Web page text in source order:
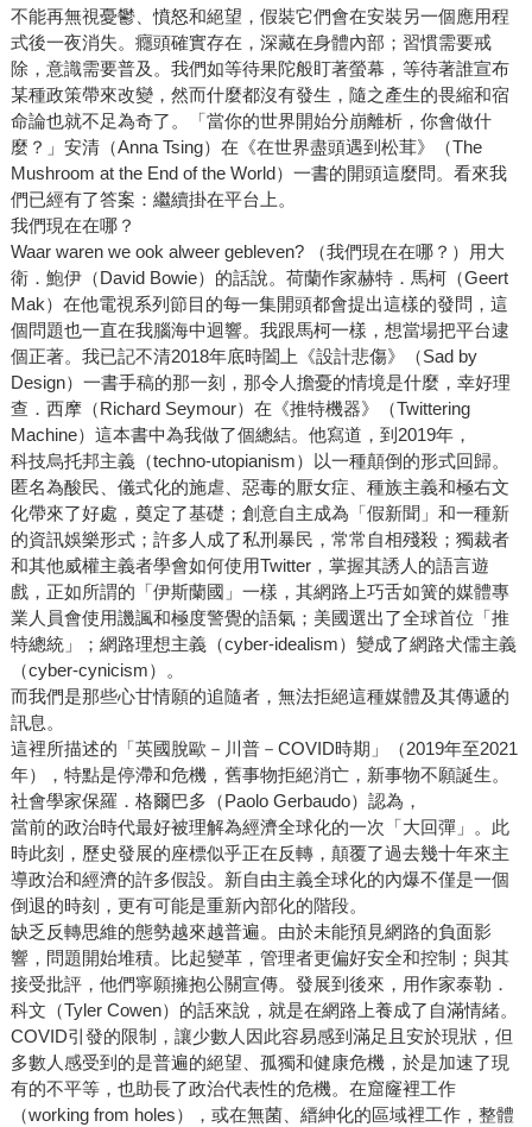
不能再無視憂鬱、憤怒和絕望，假裝它們會在安裝另一個應用程
式後一夜消失。癮頭確實存在，深藏在身體內部；習慣需要戒
除，意識需要普及。我們如等待果陀般盯著螢幕，等待著誰宣布
某種政策帶來改變，然而什麼都沒有發生，隨之產生的畏縮和宿
命論也就不足為奇了。「當你的世界開始分崩離析，你會做什
麼？」安清（Anna Tsing）在《在世界盡頭遇到松茸》（The
Mushroom at the End of the World）一書的開頭這麼問。看來我
們已經有了答案：繼續掛在平台上。
我們現在在哪？
Waar waren we ook alweer gebleven? （我們現在在哪？）用大
衛．鮑伊（David Bowie）的話說。荷蘭作家赫特．馬柯（Geert
Mak）在他電視系列節目的每一集開頭都會提出這樣的發問，這
個問題也一直在我腦海中迴響。我跟馬柯一樣，想當場把平台逮
個正著。我已記不清2018年底時闔上《設計悲傷》（Sad by
Design）一書手稿的那一刻，那令人擔憂的情境是什麼，幸好理
查．西摩（Richard Seymour）在《推特機器》（Twittering
Machine）這本書中為我做了個總結。他寫道，到2019年，
科技烏托邦主義（techno-utopianism）以一種顛倒的形式回歸。
匿名為酸民、儀式化的施虐、惡毒的厭女症、種族主義和極右文
化帶來了好處，奠定了基礎；創意自主成為「假新聞」和一種新
的資訊娛樂形式；許多人成了私刑暴民，常常自相殘殺；獨裁者
和其他威權主義者學會如何使用Twitter，掌握其誘人的語言遊
戲，正如所謂的「伊斯蘭國」一樣，其網路上巧舌如簧的媒體專
業人員會使用譏諷和極度警覺的語氣；美國選出了全球首位「推
特總統」；網路理想主義（cyber-idealism）變成了網路犬儒主義
（cyber-cynicism）。
而我們是那些心甘情願的追隨者，無法拒絕這種媒體及其傳遞的
訊息。
這裡所描述的「英國脫歐－川普－COVID時期」（2019年至2021
年），特點是停滯和危機，舊事物拒絕消亡，新事物不願誕生。
社會學家保羅．格爾巴多（Paolo Gerbaudo）認為，
當前的政治時代最好被理解為經濟全球化的一次「大回彈」。此
時此刻，歷史發展的座標似乎正在反轉，顛覆了過去幾十年來主
導政治和經濟的許多假設。新自由主義全球化的內爆不僅是一個
倒退的時刻，更有可能是重新內部化的階段。
缺乏反轉思維的態勢越來越普遍。由於未能預見網路的負面影
響，問題開始堆積。比起變革，管理者更偏好安全和控制；與其
接受批評，他們寧願擁抱公關宣傳。發展到後來，用作家泰勒．
科文（Tyler Cowen）的話來說，就是在網路上養成了自滿情緒。
COVID引發的限制，讓少數人因此容易感到滿足且安於現狀，但
多數人感受到的是普遍的絕望、孤獨和健康危機，於是加速了現
有的不平等，也助長了政治代表性的危機。在窟窿裡工作
（working from holes），或在無菌、縉紳化的區域裡工作，整體